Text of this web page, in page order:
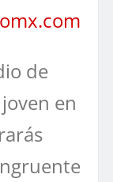
de
en